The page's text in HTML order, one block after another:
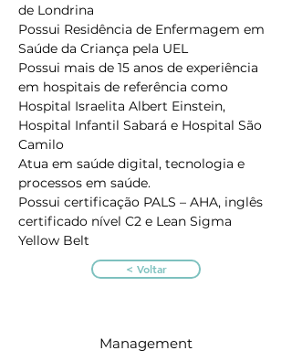
de Londrina
Possui Residência de Enfermagem em
Saúde da Criança pela UEL
Possui mais de 15 anos de experiência
em hospitais de referência como
Hospital Israelita Albert Einstein,
Hospital Infantil Sabará e Hospital São
Camilo
Atua em saúde digital, tecnologia e
processos em saúde.
Possui certificação PALS – AHA, inglês
certificado nível C2 e Lean Sigma
Yellow Belt
< Voltar
Management